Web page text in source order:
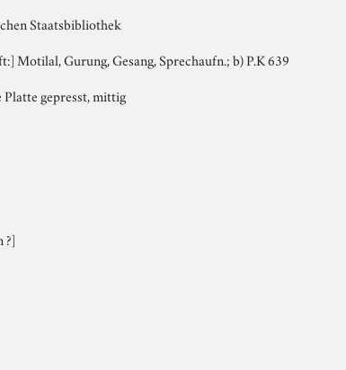
Staatsbibliothek
Motilal, Gurung, Gesang, Sprechaufn.; b) P.K 639
gepresst, mittig
?]